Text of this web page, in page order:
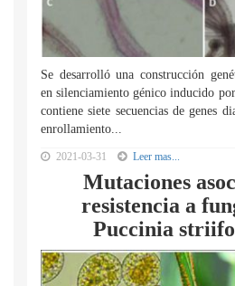
Se desarrolló una construcción
en silenciamiento génico inducido
contiene siete secuencias de genes
enrollamiento...
2021-03-31 Leer mas...
Mutaciones
resistencia a
Puccinia